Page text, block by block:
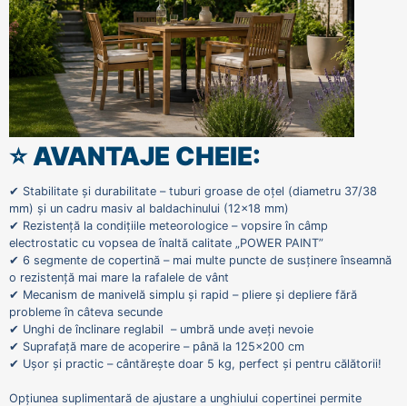
⭐ AVANTAJE CHEIE:
✔ Stabilitate și durabilitate – tuburi groase de oțel (diametru 37/38
mm) și un cadru masiv al baldachinului (12x18 mm)
✔ Rezistență la condițiile meteorologice – vopsire în câmp
electrostatic cu vopsea de înaltă calitate „POWER PAINT”
✔ 6 segmente de copertină – mai multe puncte de susținere înseamnă
o rezistență mai mare la rafalele de vânt
✔ Mecanism de manivelă simplu și rapid – pliere și depliere fără
probleme în câteva secunde
✔ Unghi de înclinare reglabil – umbră unde aveți nevoie
✔ Suprafață mare de acoperire – până la 125x200 cm
✔ Ușor și practic – cântărește doar 5 kg, perfect și pentru călătorii!
Opțiunea suplimentară de ajustare a unghiului copertinei permite